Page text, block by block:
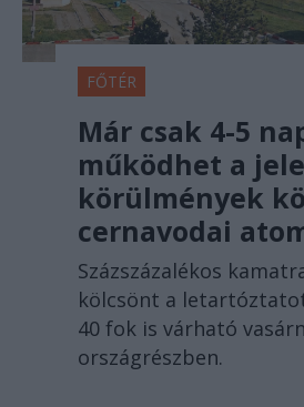
FŐTÉR
Már csak 4-5
működhet a
körülmények
cernavodai
Százszázalékos
kölcsönt a
40 fok is várható
országrészben.